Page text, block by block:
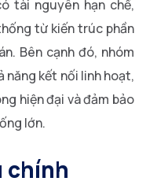
tài nguyên hạn chế,
từ kiến trúc phần
Bên cạnh đó, nhóm
năng kết nối linh hoạt,
hiện đại và đảm bảo
lớn.
chính